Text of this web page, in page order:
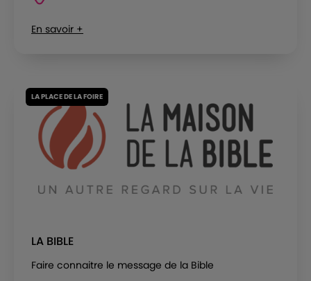
En savoir +
LA PLACE DE LA FOIRE
LA BIBLE
Faire connaitre le message de la Bible